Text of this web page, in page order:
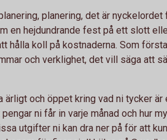
planering, det är
en hejdundrande fest på ett slott
hålla koll på kostnaderna. Som
och verklighet, det vill säga att
ärligt och öppet kring vad ni tycker
ni får in varje månad och hur
utgifter ni kan dra ner på för att